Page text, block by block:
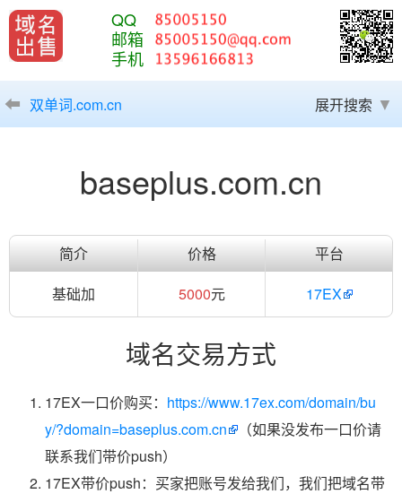
QQ
邮箱
手机
双单词.com.cn 展开搜索
baseplus.com.cn
简介 价格
平台
基础加
5000元 17EX
域名交易方式
17EX一口价购买： https://www.17ex.com/domain/bu
y/?domain=baseplus.com.cn
（如果没发布一口价请
联系我们带价push）
17EX带价push：买家把账号发给我们，我们把域名带